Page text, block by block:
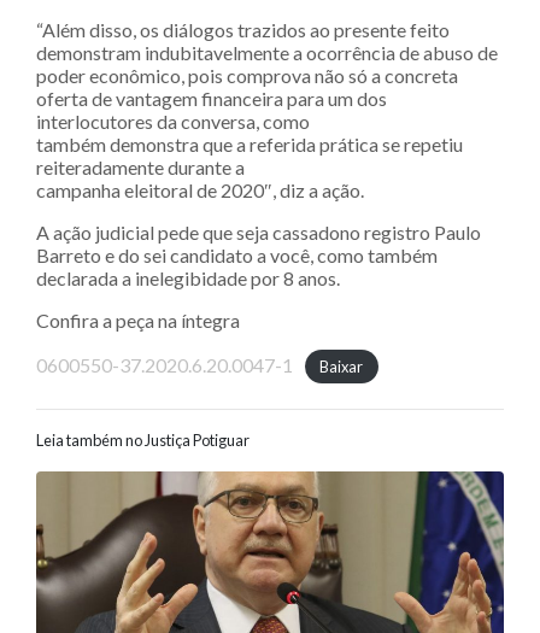
“Além disso, os diálogos trazidos ao presente feito
demonstram indubitavelmente a ocorrência de abuso de
poder econômico, pois comprova não só a concreta
oferta de vantagem financeira para um dos
interlocutores da conversa, como
também demonstra que a referida prática se repetiu
reiteradamente durante a
campanha eleitoral de 2020″, diz a ação.
A ação judicial pede que seja cassadono registro Paulo
Barreto e do sei candidato a você, como também
declarada a inelegibidade por 8 anos.
Confira a peça na íntegra
0600550-37.2020.6.20.0047-1
Baixar
Leia também no Justiça Potiguar
Navegação entre posts